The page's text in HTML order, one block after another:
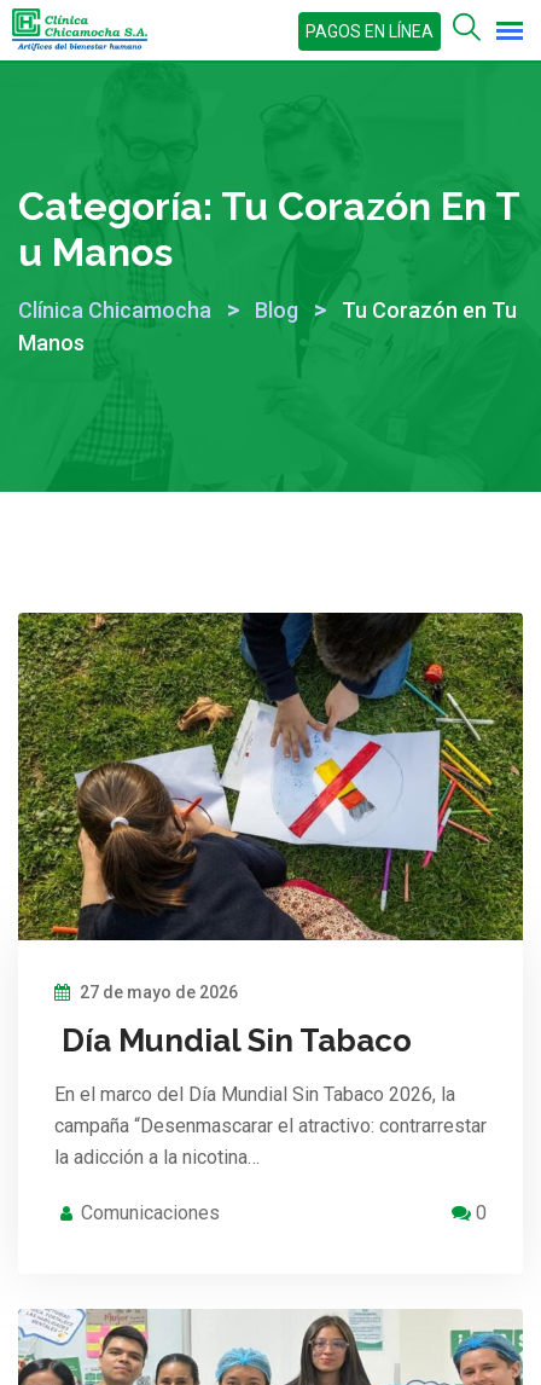
Skip
to
PAGOS EN LÍNEA
Categoría: Tu Corazón En T
U Manos
Clínica Chicamocha > Blog >
Tu Corazón en Tu
Manos
27 de mayo de 2026
Día Mundial Sin Tabaco
En el marco del Día Mundial Sin Tabaco 2026, la
campaña “Desenmascarar el atractivo: contrarrestar
la adicción a la nicotina…
Comunicaciones 0